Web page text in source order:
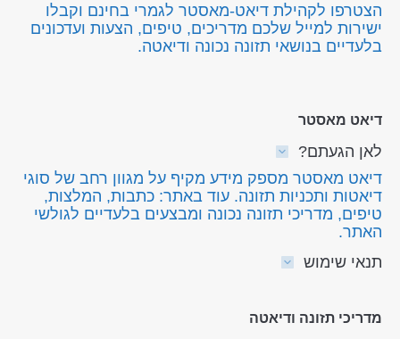
הצטרפו לקהילת דיאט-מאסטר לגמרי בחינם וקבלו
ישירות למייל שלכם מדריכים, טיפים, הצעות ועדכונים
בלעדיים בנושאי תזונה נכונה ודיאטה.
דיאט מאסטר
לאן הגעתם?
דיאט מאסטר מספק מידע מקיף על מגוון רחב של סוגי
דיאטות ותכניות תזונה. עוד באתר: כתבות, המלצות,
טיפים, מדריכי תזונה נכונה ומבצעים בלעדיים לגולשי
האתר.
תנאי שימוש
מדריכי תזונה ודיאטה